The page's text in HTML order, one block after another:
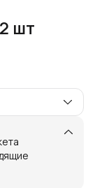
шт